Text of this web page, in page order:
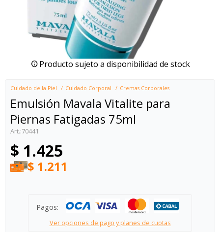
Producto sujeto a disponibilidad de stock
Cuidado de la Piel Cuidado Corporal Cremas Corporales
Emulsión Mavala Vitalite para
Piernas Fatigadas 75ml
70441
$ 1.425
$ 1.211
Pagos:
Ver opciones de pago y planes de cuotas